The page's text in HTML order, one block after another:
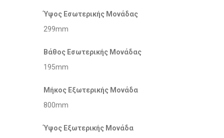
Ύψος Εσωτερικής Μονάδας
299mm
Βάθος Εσωτερικής Μονάδας
195mm
Μήκος Εξωτερικής Μονάδα
800mm
Ύψος Εξωτερικής Μονάδα